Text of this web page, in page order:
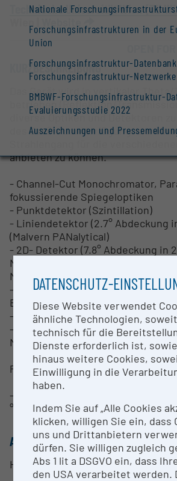
Nationale
Forschungs­infrastrukturen in der
Union
Forschungs­infrastruktur-
Forschungs­infrastruktur-Netzwerke
BMBWF-Forschungsinfrastruktur-
Evaluierungsstudie 2022
Auszeichnungen und
Technische Universität Wien (TU
KURZBESCHREIBUNG
Das Gerät wird in vertikaler Theta/
betrieben (Reflektion/
diverse Optiken und Detektoren
des Geräts zur Verfügung, um
anbieten zu können.
- Channel-Cut Monochromator,
fokussierende Spiegeloptiken
- Punktdetektor (Szintillation)
- Liniendetektor (2.7° Abdeckung
(Malvern PANalytical)
- 2D- Detektor (7.8° Abdeckung in
Nachweiswahrscheinlichkeit für E >
Malvern PANalytical)
- diverse Probentische (xyz-
Eulerwiege)
- Probenwechsler (bis 45 Proben
- Kollimatoren zur
Mikrometer
Probenumgebung:
- Ultrahochdruckkammer bis 100
°C
ANSPRECHPERSON
Hradil Klaudia
DATENSCHUTZ-
Diese Website verwendet
ähnliche Technologien,
technisch für die
Dienste erforderlich ist,
hinaus weitere Cookies,
Einwilligung in die
haben.
Indem Sie auf „Alle Cookies
klicken, willigen Sie ein, dass
uns und Drittanbietern
dürfen. Sie willigen zugleich
Abs 1 lit a DSGVO ein, dass
den USA verarbeitet werden.